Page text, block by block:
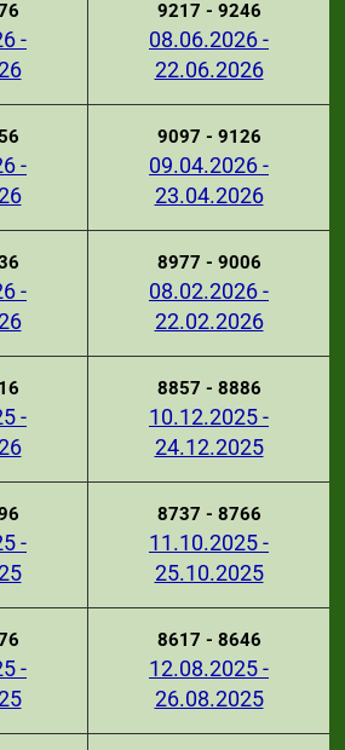
-
9217 - 9246
08.06.2026 -
22.06.2026
-
9097 - 9126
09.04.2026 -
23.04.2026
-
8977 - 9006
08.02.2026 -
22.02.2026
-
8857 - 8886
10.12.2025 -
24.12.2025
-
8737 - 8766
11.10.2025 -
25.10.2025
-
8617 - 8646
12.08.2025 -
26.08.2025